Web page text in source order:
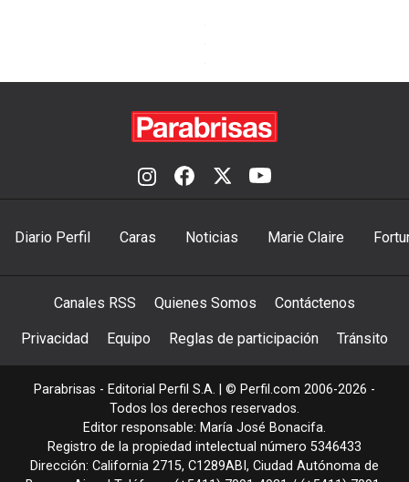
Diario Perfil Caras Noticias Marie Claire
Canales RSS Quienes Somos Contáctenos
Privacidad Equipo Reglas de participación Tránsito
Parabrisas - Editorial Perfil S.A. | © Perfil.com 2006-2026 -
Todos los derechos reservados.
Editor responsable: María José Bonacifa.
Registro de la propiedad intelectual número 5346433
Dirección: California 2715, C1289ABI , Ciudad Autónoma de